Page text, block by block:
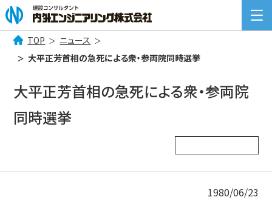
検
索:
企業情報
BUSINESS
事業案内
TOP
ニュース
大平正芳首相の急死による衆・参両院同時選挙
大平正芳首相の急死による衆・参両院
同時選挙
1980/06/23